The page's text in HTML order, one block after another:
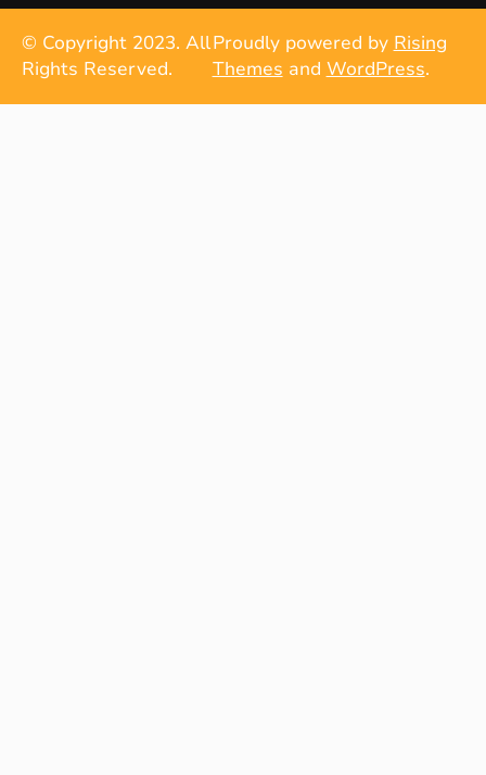
© Copyright 2023. All
Rights Reserved.
Proudly powered by Rising
Themes and WordPress.